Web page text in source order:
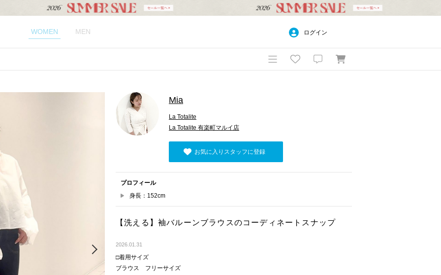
WOMEN MEN ログイン
Next
Mia
La Totalite
La Totalite 有楽町マルイ店
お気に入りスタッフに登録
プロフィール
身長：152cm
【洗える】袖バルーンブラウスのコーディネートスナップ
2026.01.31
□着用サイズ
ブラウス フリーサイズ